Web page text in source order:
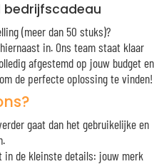
bedrijfscadeau
(meer dan 50 stuks)?
in. Ons team staat klaar
afgestemd op jouw budget en
de perfecte oplossing te vinden!
gaat dan het gebruikelijke en
in de kleinste details: jouw merk